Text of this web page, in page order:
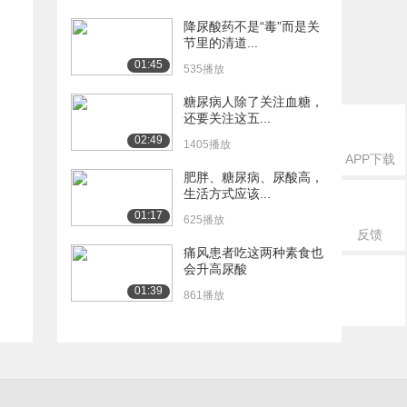
APP下载
反馈
01:45
降尿酸药不是“毒”而是关
节里的清道...
535播放
02:49
糖尿病人除了关注血糖，
还要关注这五...
1405播放
01:17
肥胖、糖尿病、尿酸高，
生活方式应该...
625播放
01:39
痛风患者吃这两种素食也
会升高尿酸
861播放